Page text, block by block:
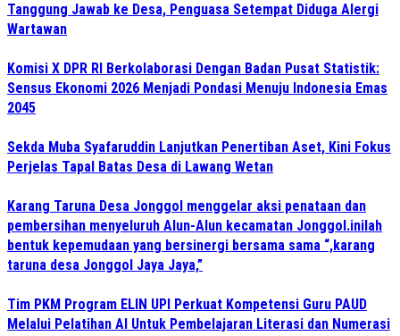
Tanggung Jawab ke Desa, Penguasa Setempat Diduga Alergi
Wartawan
Komisi X DPR RI Berkolaborasi Dengan Badan Pusat Statistik:
Sensus Ekonomi 2026 Menjadi Pondasi Menuju Indonesia Emas
2045
Sekda Muba Syafaruddin Lanjutkan Penertiban Aset, Kini Fokus
Perjelas Tapal Batas Desa di Lawang Wetan
Karang Taruna Desa Jonggol menggelar aksi penataan dan
pembersihan menyeluruh Alun-Alun kecamatan Jonggol.inilah
bentuk kepemudaan yang bersinergi bersama sama “,karang
taruna desa Jonggol Jaya Jaya,”
Tim PKM Program ELIN UPI Perkuat Kompetensi Guru PAUD
Melalui Pelatihan AI Untuk Pembelajaran Literasi dan Numerasi